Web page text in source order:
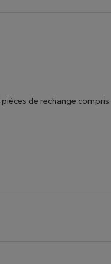
de rechange compris.